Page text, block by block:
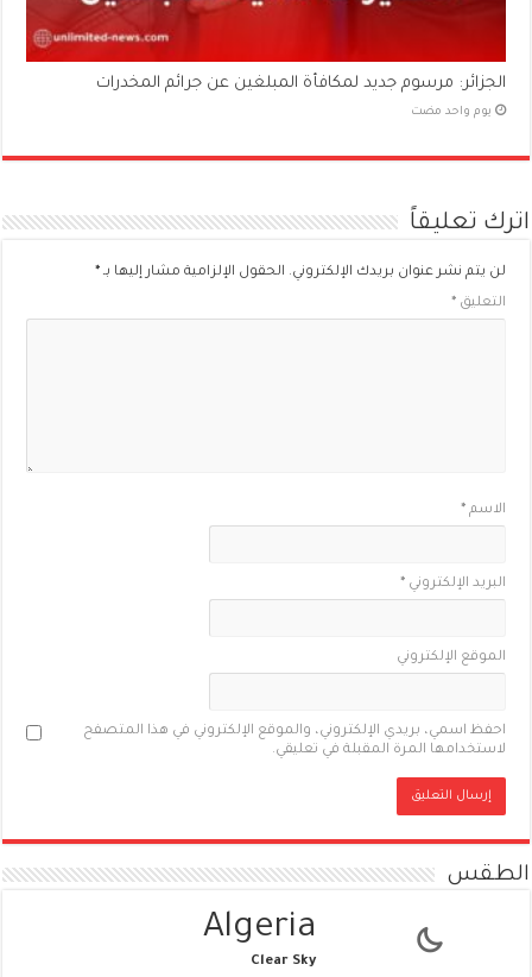
الجزائر: مرسوم جديد لمكافأة المبلغين عن جرائم المخدرات
‏يوم واحد مضت
اترك تعليقاً
لن يتم نشر عنوان بريدك الإلكتروني. الحقول الإلزامية مشار إليها بـ*
التعليق*
الاسم*
البريد الإلكتروني*
الموقع الإلكتروني
احفظ اسمي، بريدي الإلكتروني، والموقع الإلكتروني في هذا المتصفح
لاستخدامها المرة المقبلة في تعليقي.
الطقس
Algeria
Clear Sky